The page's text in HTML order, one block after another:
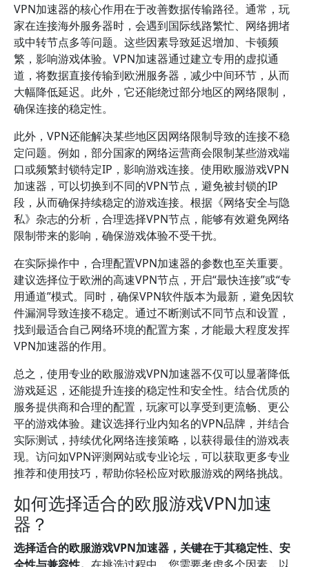
VPN加速器的核心作用在于改善数据传输路径。通常，玩
家在连接海外服务器时，会遇到国际线路繁忙、网络拥堵
或中转节点多等问题。这些因素导致延迟增加、卡顿频
繁，影响游戏体验。VPN加速器通过建立专用的虚拟通
道，将数据直接传输到欧洲服务器，减少中间环节，从而
大幅降低延迟。此外，它还能绕过部分地区的网络限制，
确保连接的稳定性。
此外，VPN还能解决某些地区因网络限制导致的连接不稳
定问题。例如，部分国家的网络运营商会限制某些游戏端
口或频繁封锁特定IP，影响游戏连接。使用欧服游戏VPN
加速器，可以切换到不同的VPN节点，避免被封锁的IP
段，从而确保持续稳定的游戏连接。根据《网络安全与隐
私》杂志的分析，合理选择VPN节点，能够有效避免网络
限制带来的影响，确保游戏体验不受干扰。
在实际操作中，合理配置VPN加速器的参数也至关重要。
建议选择位于欧洲的高速VPN节点，开启“最快连接”或“专
用通道”模式。同时，确保VPN软件版本为最新，避免因软
件漏洞导致连接不稳定。通过不断测试不同节点和设置，
找到最适合自己网络环境的配置方案，才能最大程度发挥
VPN加速器的作用。
总之，使用专业的欧服游戏VPN加速器不仅可以显著降低
游戏延迟，还能提升连接的稳定性和安全性。结合优质的
服务提供商和合理的配置，玩家可以享受到更流畅、更公
平的游戏体验。建议选择行业内知名的VPN品牌，并结合
实际测试，持续优化网络连接策略，以获得最佳的游戏表
现。访问如VPN评测网站或专业论坛，可以获取更多专业
推荐和使用技巧，帮助你轻松应对欧服游戏的网络挑战。
如何选择适合的欧服游戏VPN加速
器？
选择适合的欧服游戏VPN加速器，关键在于其稳定性、安
全性与兼容性。 在挑选过程中，您需要考虑多个因素，以